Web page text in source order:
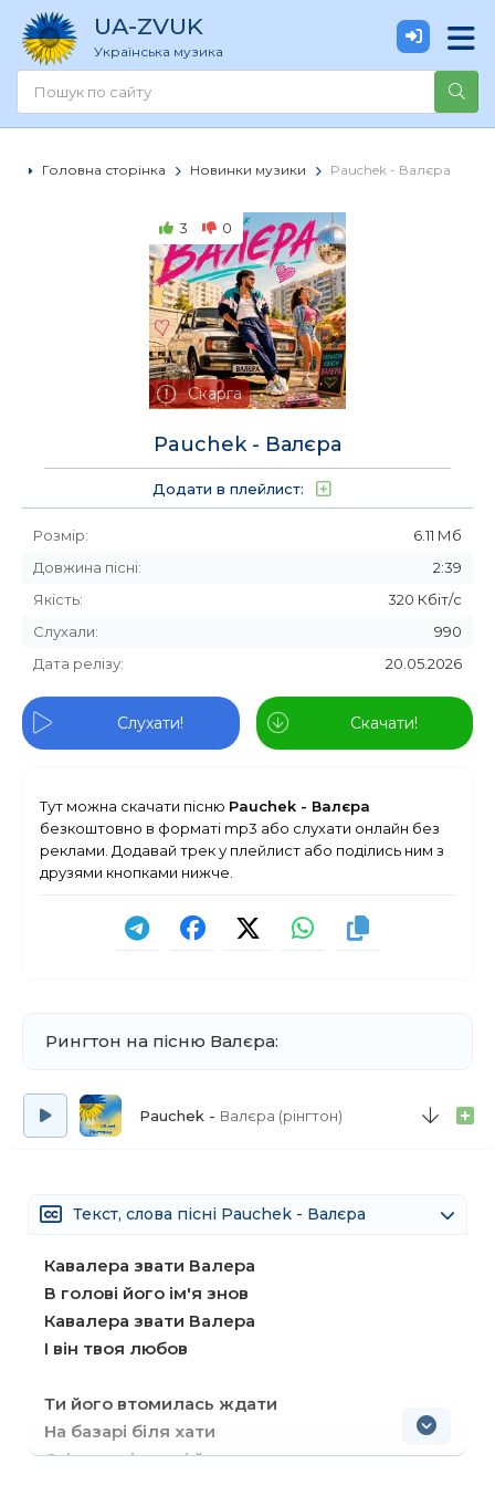
UA-ZVUK
Українська музика
Головна сторінка Новинки музики Pauchek - Валєра
3 0
Скарга
Pauchek - Валєра
Додати в плейлист:
Розмір:
6.11 Мб
Довжина пісні:
2:39
Якість:
320 Кбіт/с
Слухали:
990
Дата релізу:
20.05.2026
Слухати! Скачати!
Тут можна скачати пісню Pauchek - Валєра
безкоштовно в форматі mp3 або слухати онлайн без
реклами. Додавай трек у плейлист або поділись ним з
друзями кнопками нижче.
Рингтон на пісню Валєра:
Pauchek Валєра (рінгтон)
Текст, слова пісні Pauchek - Валєра
Кавалера звати Валера
В голові його ім'я знов
Кавалера звати Валера
І він твоя любов
Ти його втомилась ждати
На базарі біля хати
Стільки літ у сні й наяву